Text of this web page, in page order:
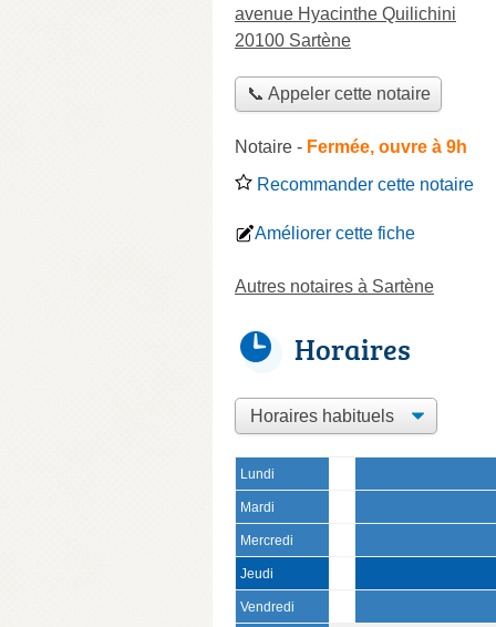
avenue Hyacinthe Quilichini
20100 Sartène
📞 Appeler cette notaire
Notaire - Fermée, ouvre à 9h
Recommander cette notaire
Améliorer cette fiche
Autres notaires à Sartène
Horaires
Lundi
Mardi
Mercredi
Jeudi
Vendredi